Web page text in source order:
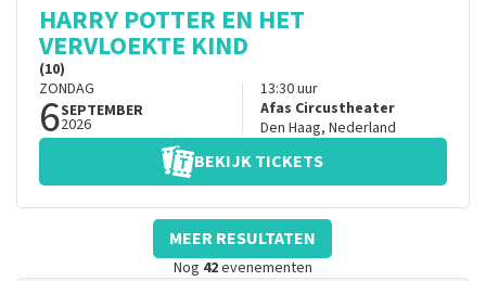
HARRY POTTER EN HET
VERVLOEKTE KIND
(10)
ZONDAG
6SEPTEMBER
2026
13:30uur
Afas Circustheater
Den Haag, Nederland
BEKIJK TICKETS
MEER RESULTATEN
Nog 42evenementen